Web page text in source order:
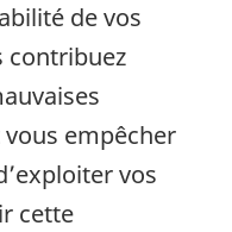
de vos
contribuez
empêcher
vos
cette